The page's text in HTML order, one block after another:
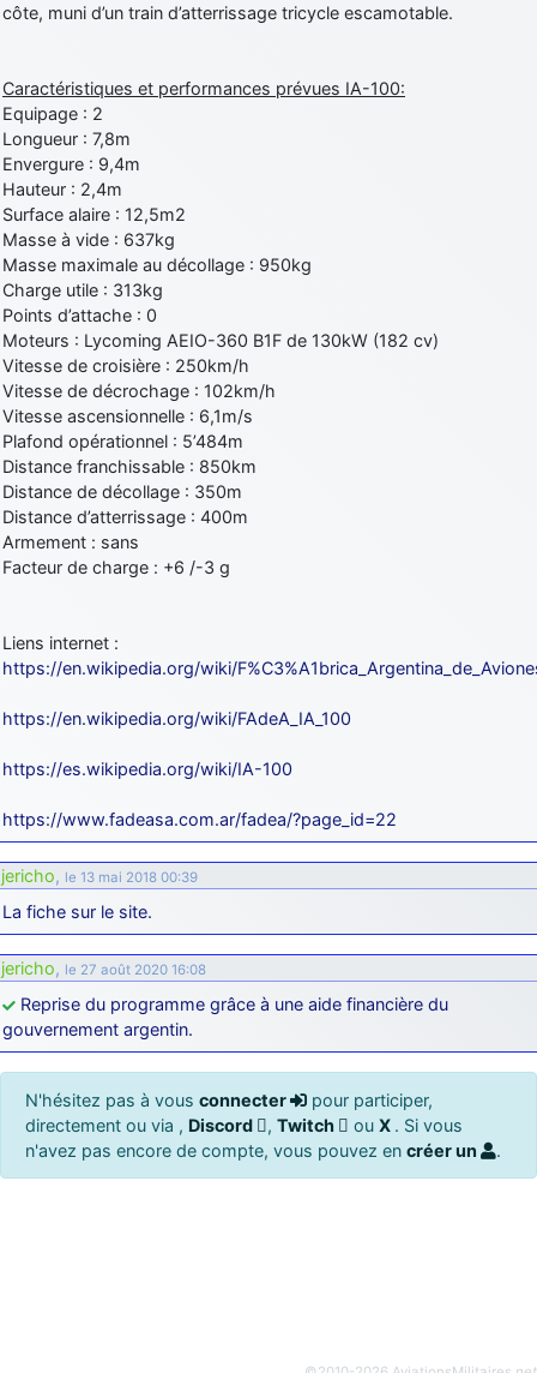
côte, muni d’un train d’atterrissage tricycle escamotable.
Caractéristiques et performances prévues IA-100:
Equipage : 2
Longueur : 7,8m
Envergure : 9,4m
Hauteur : 2,4m
Surface alaire : 12,5m2
Masse à vide : 637kg
Masse maximale au décollage : 950kg
Charge utile : 313kg
Points d’attache : 0
Moteurs : Lycoming AEIO-360 B1F de 130kW (182 cv)
Vitesse de croisière : 250km/h
Vitesse de décrochage : 102km/h
Vitesse ascensionnelle : 6,1m/s
Plafond opérationnel : 5’484m
Distance franchissable : 850km
Distance de décollage : 350m
Distance d’atterrissage : 400m
Armement : sans
Facteur de charge : +6 /-3 g
Liens internet :
https://en.wikipedia.org/wiki/
https://en.wikipedia.org/wiki/FAdeA_IA_100
https://es.wikipedia.org/wiki/IA-100
https://www.fadeasa.com.ar/fadea/?page_id=22
jericho, le 13 mai 2018 00:39
La fiche sur le site.
jericho, le 27 août 2020 16:08
Reprise du programme grâce à une aide financière du
gouvernement argentin.
N'hésitez pas à vous connecter
pour participer,
directement ou via , Discord , Twitch ou X . Si vous
n'avez pas encore de compte, vous pouvez en créer un .